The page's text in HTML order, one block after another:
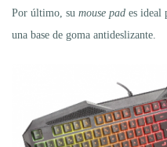
Por último, su mouse pad es ideal
una base de goma antideslizante.